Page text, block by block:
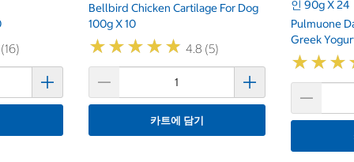
Bellbird Chicken Cartilage For Dog
100g X 10
★★★★★
★★★★★ 4.8 (5)
카트에 담기
인 90g X 24
Pulmuone
Greek
★★★
★★★